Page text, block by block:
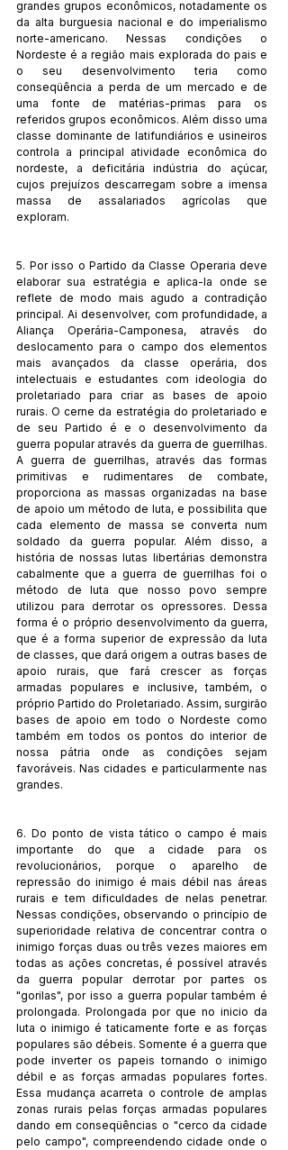
grandes grupos econômicos, notadamente os
da alta burguesia nacional e do imperialismo
norte-americano. Nessas condições o
Nordeste é a região mais explorada do pais e
o seu desenvolvimento teria como
conseqüência a perda de um mercado e de
uma fonte de matérias-primas para os
referidos grupos econômicos. Além disso uma
classe dominante de latifundiários e usineiros
controla a principal atividade econômica do
nordeste, a deficitária indústria do açúcar,
cujos prejuízos descarregam sobre a imensa
massa de assalariados agrícolas que
exploram.
5. Por isso o Partido da Classe Operaria deve
elaborar sua estratégia e aplica-la onde se
reflete de modo mais agudo a contradição
principal. Ai desenvolver, com profundidade, a
Aliança Operária-Camponesa, através do
deslocamento para o campo dos elementos
mais avançados da classe operária, dos
intelectuais e estudantes com ideologia do
proletariado para criar as bases de apoio
rurais. O cerne da estratégia do proletariado e
de seu Partido é e o desenvolvimento da
guerra popular através da guerra de guerrilhas.
A guerra de guerrilhas, através das formas
primitivas e rudimentares de combate,
proporciona as massas organizadas na base
de apoio um método de luta, e possibilita que
cada elemento de massa se converta num
soldado da guerra popular. Além disso, a
história de nossas lutas libertárias demonstra
cabalmente que a guerra de guerrilhas foi o
método de luta que nosso povo sempre
utilizou para derrotar os opressores. Dessa
forma é o próprio desenvolvimento da guerra,
que é a forma superior de expressão da luta
de classes, que dará origem a outras bases de
apoio rurais, que fará crescer as forças
armadas populares e inclusive, também, o
próprio Partido do Proletariado. Assim, surgirão
bases de apoio em todo o Nordeste como
também em todos os pontos do interior de
nossa pátria onde as condições sejam
favoráveis. Nas cidades e particularmente nas
grandes.
6. Do ponto de vista tático o campo é mais
importante do que a cidade para os
revolucionários, porque o aparelho de
repressão do inimigo é mais débil nas áreas
rurais e tem dificuldades de nelas penetrar.
Nessas condições, observando o princípio de
superioridade relativa de concentrar contra o
inimigo forças duas ou três vezes maiores em
todas as ações concretas, é possível através
da guerra popular derrotar por partes os
"gorilas", por isso a guerra popular também é
prolongada. Prolongada por que no inicio da
luta o inimigo é taticamente forte e as forças
populares são débeis. Somente é a guerra que
pode inverter os papeis tornando o inimigo
débil e as forças armadas populares fortes.
Essa mudança acarreta o controle de amplas
zonas rurais pelas forças armadas populares
dando em conseqüências o "cerco da cidade
pelo campo", compreendendo cidade onde o